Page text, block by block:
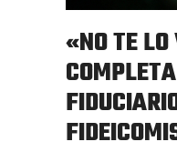
«NO TE